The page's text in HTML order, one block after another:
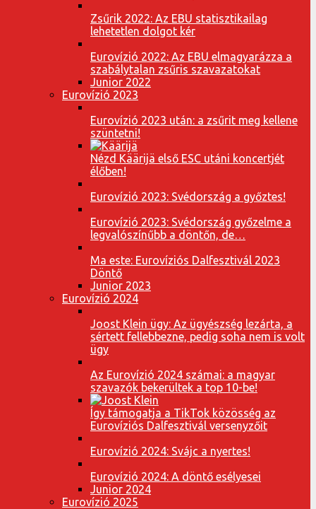
Zsűrik 2022: Az EBU statisztikailag
lehetetlen dolgot kér
Eurovízió 2022: Az EBU elmagyarázza a
szabálytalan zsűris szavazatokat
Junior 2022
Eurovízió 2023
Eurovízió 2023 után: a zsűrit meg kellene
szüntetni!
Nézd Käärijä első ESC utáni koncertjét
élőben!
Eurovízió 2023: Svédország a győztes!
Eurovízió 2023: Svédország győzelme a
legvalószínűbb a döntőn, de…
Ma este: Eurovíziós Dalfesztivál 2023
Döntő
Junior 2023
Eurovízió 2024
Joost Klein ügy: Az ügyészség lezárta, a
sértett fellebbezne, pedig soha nem is volt
ügy
Az Eurovízió 2024 számai: a magyar
szavazók bekerültek a top 10-be!
Így támogatja a TikTok közösség az
Eurovíziós Dalfesztivál versenyzőit
Eurovízió 2024: Svájc a nyertes!
Eurovízió 2024: A döntő esélyesei
Junior 2024
Eurovízió 2025